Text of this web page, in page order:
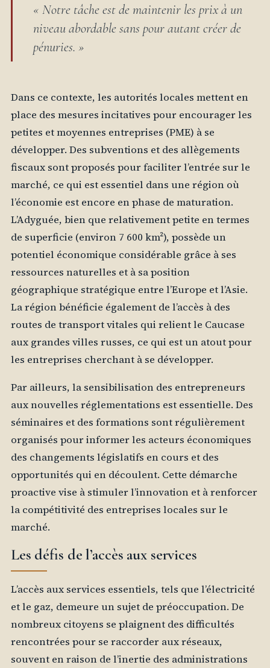
« Notre tâche est de maintenir les prix à un
niveau abordable sans pour autant créer de
pénuries. »
Dans ce contexte, les autorités locales mettent en
place des mesures incitatives pour encourager les
petites et moyennes entreprises (PME) à se
développer. Des subventions et des allègements
fiscaux sont proposés pour faciliter l’entrée sur le
marché, ce qui est essentiel dans une région où
l’économie est encore en phase de maturation.
L’Adyguée, bien que relativement petite en termes
de superficie (environ 7 600 km²), possède un
potentiel économique considérable grâce à ses
ressources naturelles et à sa position
géographique stratégique entre l’Europe et l’Asie.
La région bénéficie également de l’accès à des
routes de transport vitales qui relient le Caucase
aux grandes villes russes, ce qui est un atout pour
les entreprises cherchant à se développer.
Par ailleurs, la sensibilisation des entrepreneurs
aux nouvelles réglementations est essentielle. Des
séminaires et des formations sont régulièrement
organisés pour informer les acteurs économiques
des changements législatifs en cours et des
opportunités qui en découlent. Cette démarche
proactive vise à stimuler l’innovation et à renforcer
la compétitivité des entreprises locales sur le
marché.
Les défis de l’accès aux services
L’accès aux services essentiels, tels que l’électricité
et le gaz, demeure un sujet de préoccupation. De
nombreux citoyens se plaignent des difficultés
rencontrées pour se raccorder aux réseaux,
souvent en raison de l’inertie des administrations